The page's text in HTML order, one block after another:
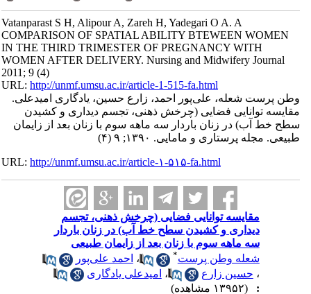
Vatanparast S H, Alipour A, Zareh H, Yadegari O A. A
COMPARISON OF SPATIAL ABILITY BTEWEEN WOMEN
IN THE THIRD TRIMESTER OF PREGNANCY WITH
WOMEN AFTER DELIVERY. Nursing and Midwifery Journal
2011; 9 (4)
URL:http://unmf.umsu.ac.ir/article-1-515-fa.html
وطن پرست شعله، علی‌پور احمد، زارع حسین، یادگاری امیدعلی.
مقایسه توانایی فضایی (چرخش ذهنی، تجسم دیداری و کشیدن
سطح خط آب) در زنان باردار سه ماهه سوم با زنان بعد از زایمان
طبیعی. مجله پرستاری و مامایی. ۱۳۹۰; ۹ (۴)
URL:http://unmf.umsu.ac.ir/article-۱-۵۱۵-fa.html
مقایسه توانایی فضایی (چرخش ذهنی، تجسم
دیداری و کشیدن سطح خط آب) در زنان باردار
سه ماهه سوم با زنان بعد از زایمان طبیعی
شعله وطن پرست* ،احمد علی‌پور
حسین زارع ،امیدعلی یادگاری